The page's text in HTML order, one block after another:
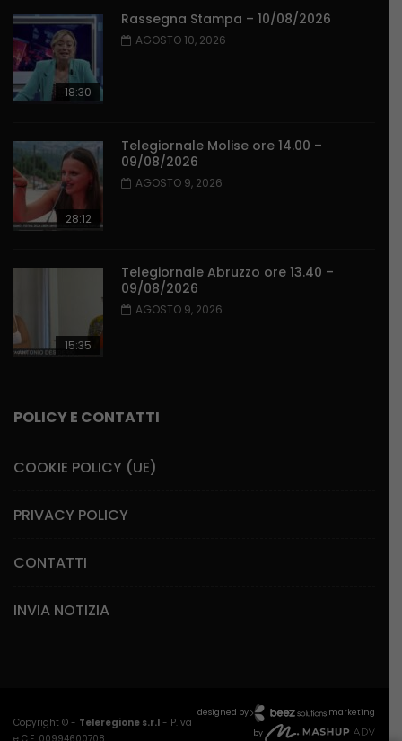
18:30
Rassegna Stampa – 10/08/2026
AGOSTO 10, 2026
28:12
Telegiornale Molise ore 14.00 –
09/08/2026
AGOSTO 9, 2026
15:35
Telegiornale Abruzzo ore 13.40 –
09/08/2026
AGOSTO 9, 2026
POLICY E CONTATTI
COOKIE POLICY (UE)
PRIVACY POLICY
CONTATTI
INVIA NOTIZIA
Copyright © - Teleregione s.r.l - P.Iva
designed by
marketing
by